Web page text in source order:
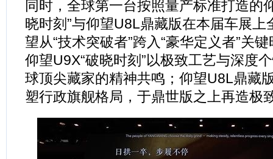
同时，全球第一台按照量产标准打造的
晓时刻”与仰望U8L鼎藏版在本届车展上
望从“技术突破者”跨入“豪华定义者”关
仰望U9X“破晓时刻”以极致工艺与深度
球顶尖藏家的精神共鸣；仰望U8L鼎藏
塑行政旗舰格局，于鼎世版之上再造极